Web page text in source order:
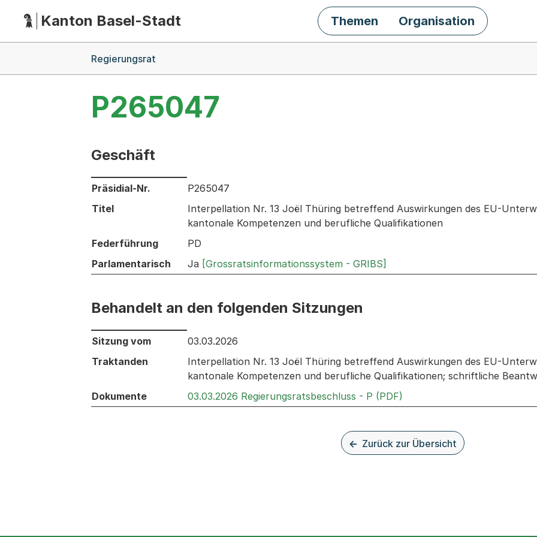
HauptnavigationKanton Basel-Stadt Themen Organisation
Regierungsrat
P265047
Geschäft
Informationen zum Ausgewählten Geschäft
Präsidial-Nr.
P265047
Titel
Interpellation Nr. 13 Joël Thüring betreffend Auswirkungen des EU-
kantonale Kompetenzen und berufliche Qualifikationen
Federführung
PD
Parlamentarisch
Ja [Grossratsinformationssystem - GRIBS]
Behandelt an den folgenden Sitzungen
Behandelt an den folgenden Sitzungen: Informationen zu den Sitzungen zum Geschäft
Sitzung vom
03.03.2026
Traktanden
Interpellation Nr. 13 Joël Thüring betreffend Auswirkungen des EU-
kantonale Kompetenzen und berufliche Qualifikationen; schriftliche
Dokumente
03.03.2026 Regierungsratsbeschluss - P (PDF)
Zurück zur Übersicht